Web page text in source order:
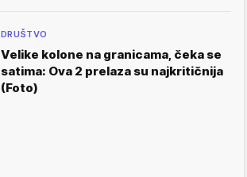
DRUŠTVO
Velike kolone na granicama, čeka se
satima: Ova 2 prelaza su najkritičnija
(Foto)